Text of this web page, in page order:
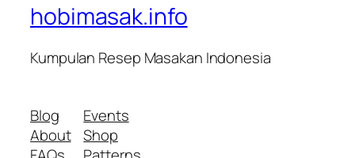
hobimasak.info
Kumpulan Resep Masakan Indonesia
Blog
About
Events
Shop